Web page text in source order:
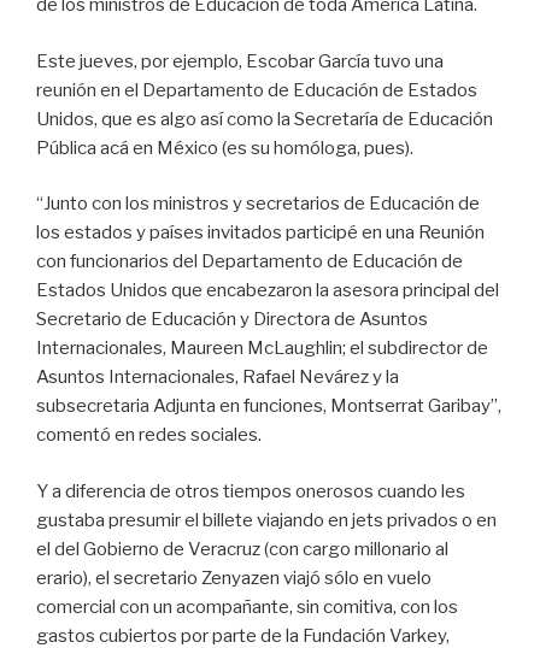
de los ministros de Educación de toda América Latina.
Este jueves, por ejemplo, Escobar García tuvo una
reunión en el Departamento de Educación de Estados
Unidos, que es algo así como la Secretaría de Educación
Pública acá en México (es su homóloga, pues).
“Junto con los ministros y secretarios de Educación de
los estados y países invitados participé en una Reunión
con funcionarios del Departamento de Educación de
Estados Unidos que encabezaron la asesora principal del
Secretario de Educación y Directora de Asuntos
Internacionales, Maureen McLaughlin; el subdirector de
Asuntos Internacionales, Rafael Nevárez y la
subsecretaria Adjunta en funciones, Montserrat Garibay”,
comentó en redes sociales.
Y a diferencia de otros tiempos onerosos cuando les
gustaba presumir el billete viajando en jets privados o en
el del Gobierno de Veracruz (con cargo millonario al
erario), el secretario Zenyazen viajó sólo en vuelo
comercial con un acompañante, sin comitiva, con los
gastos cubiertos por parte de la Fundación Varkey,